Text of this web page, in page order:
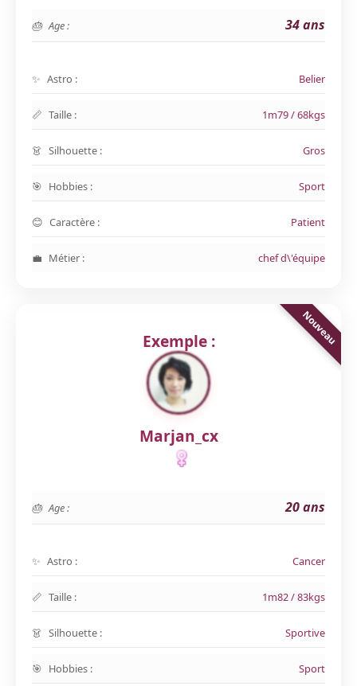
Age : 34 ans
Astro : Belier
Taille : 1m79 / 68kgs
Silhouette : Gros
Hobbies : Sport
Caractère : Patient
Métier : chef d\'équipe
Exemple :
Marjan_cx
Age : 20 ans
Astro : Cancer
Taille : 1m82 / 83kgs
Silhouette : Sportive
Hobbies : Sport